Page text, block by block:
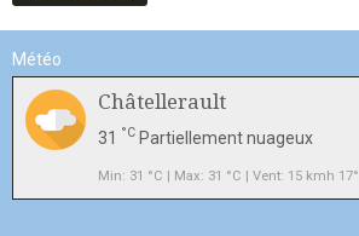
Météo
Châtellerault
31 °C Partiellement nuageux
Min: 31 °C | Max: 31 °C | Vent: 15 kmh 17°